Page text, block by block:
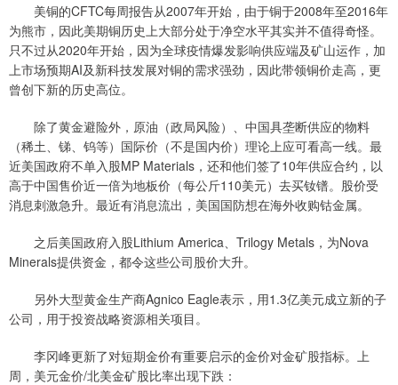
美铜的CFTC每周报告从2007年开始，由于铜于2008年至2016年
为熊市，因此美期铜历史上大部分处于净空水平其实并不值得奇怪。
只不过从2020年开始，因为全球疫情爆发影响供应端及矿山运作，加
上市场预期AI及新科技发展对铜的需求强劲，因此带领铜价走高，更
曾创下新的历史高位。
除了黄金避险外，原油（政局风险）、中国具垄断供应的物料
（稀土、锑、钨等）国际价（不是国内价）理论上应可看高一线。最
近美国政府不单入股MP Materials，还和他们签了10年供应合约，以
高于中国售价近一倍为地板价（每公斤110美元）去买钕镨。股价受
消息刺激急升。最近有消息流出，美国国防想在海外收购钴金属。
之后美国政府入股Lithium America、Trilogy Metals，为Nova
Minerals提供资金，都令这些公司股价大升。
另外大型黄金生产商Agnico Eagle表示，用1.3亿美元成立新的子
公司，用于投资战略资源相关项目。
李冈峰更新了对短期金价有重要启示的金价对金矿股指标。上
周，美元金价/北美金矿股比率出现下跌：